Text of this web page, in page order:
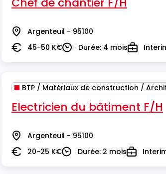
BTP / Matériaux de construction /
Lieu Argenteuil - 95100
Salaire45-50 K€DuréeDurée: 4 moisType
BTP / Matériaux de construction /
Electricien du bâtiment F/H
Lieu Argenteuil - 95100
Salaire20-25 K€DuréeDurée: 2 moisType